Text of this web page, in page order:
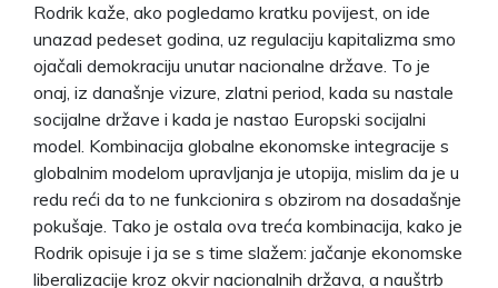
Rodrik kaže, ako pogledamo kratku povijest, on ide
unazad pedeset godina, uz regulaciju kapitalizma smo
ojačali demokraciju unutar nacionalne države. To je
onaj, iz današnje vizure, zlatni period, kada su nastale
socijalne države i kada je nastao Europski socijalni
model. Kombinacija globalne ekonomske integracije s
globalnim modelom upravljanja je utopija, mislim da je u
redu reći da to ne funkcionira s obzirom na dosadašnje
pokušaje. Tako je ostala ova treća kombinacija, kako je
Rodrik opisuje i ja se s time slažem: jačanje ekonomske
liberalizacije kroz okvir nacionalnih država, a nauštrb